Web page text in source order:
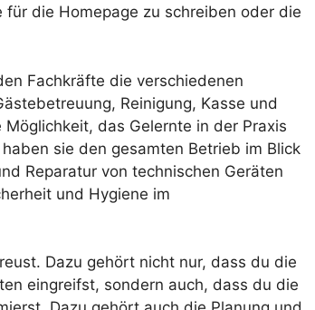
für die Homepage zu schreiben oder die
Fachkräfte die verschiedenen
Reinigung, Kasse und
das Gelernte in der Praxis
sie den gesamten Betrieb im Blick
Reparatur von technischen Geräten
und Hygiene im
Dazu gehört nicht nur, dass du die
eingreifst, sondern auch, dass du die